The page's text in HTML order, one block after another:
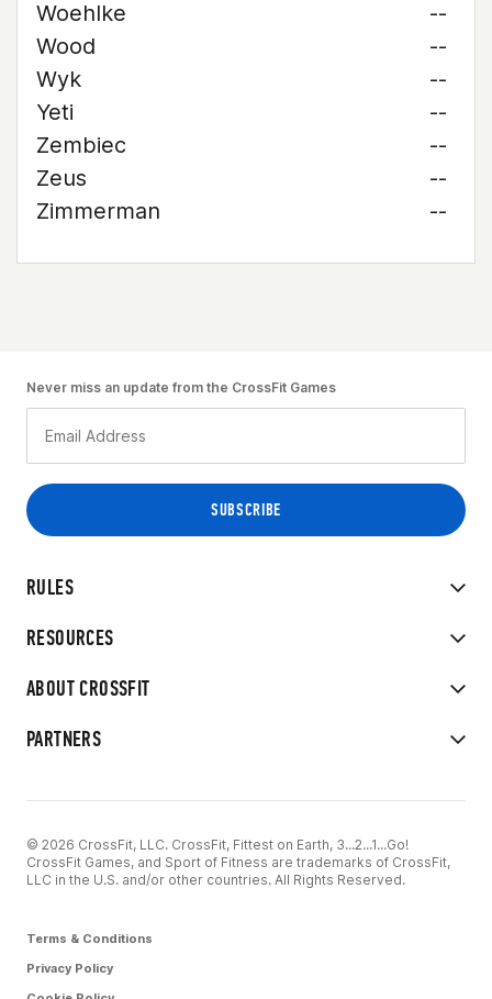
Woehlke
--
Wood
--
Wyk
--
Yeti
--
Zembiec
--
Zeus
--
Zimmerman
--
RULES
RESOURCES
ABOUT CROSSFIT
PARTNERS
Never miss an update from the CrossFit Games
© 2026 CrossFit, LLC. CrossFit, Fittest on Earth, 3...2...1...Go!
CrossFit Games, and Sport of Fitness are trademarks of CrossFit,
LLC in the U.S. and/or other countries. All Rights Reserved.
Terms & Conditions
Privacy Policy